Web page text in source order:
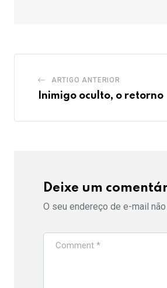
ARTIGO ANTERIOR
Inimigo oculto, o retorno
Deixe um
O seu endereço de e-mail